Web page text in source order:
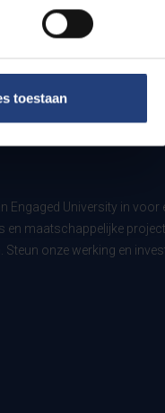
toestaan
Engaged University in voor
en maatschappelijke
onze werking en